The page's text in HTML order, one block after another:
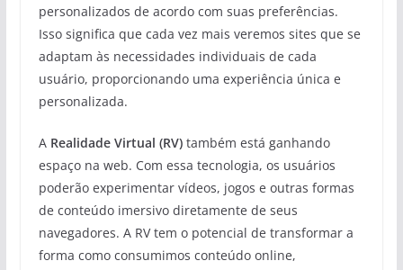
personalizados de acordo com suas preferências.
Isso significa que cada vez mais veremos sites que se
adaptam às necessidades individuais de cada
usuário, proporcionando uma experiência única e
personalizada.
A Realidade Virtual (RV)também está ganhando
espaço na web. Com essa tecnologia, os usuários
poderão experimentar vídeos, jogos e outras formas
de conteúdo imersivo diretamente de seus
navegadores. A RV tem o potencial de transformar a
forma como consumimos conteúdo online,